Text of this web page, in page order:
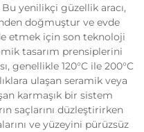
yenilikçi güzellik aracı,
doğmuştur ve evde
etmek için son teknoloji
tasarım prensiplerini
genellikle 120°C ile 200°C
ulaşan seramik veya
karmaşık bir sistem
saçlarını düzleştirirken
ve yüzeyini pürüzsüz